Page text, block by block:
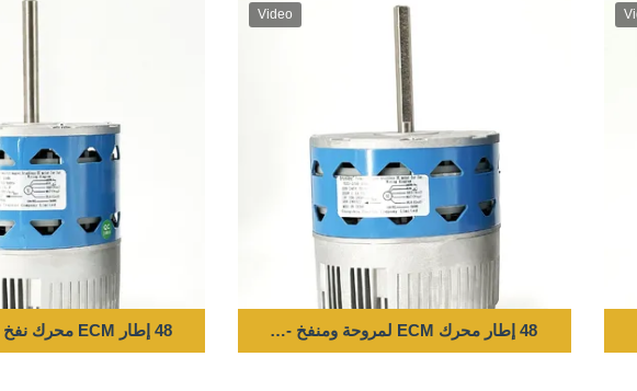
Video
48 إطار محرك ECM لمروحة ومنفخ - 250W 300-1050RPM 220-240V 50/60HZ 48 إطار ECM محرك نفخ - 375W 300-1150RPM 220-240V 50/60HZ